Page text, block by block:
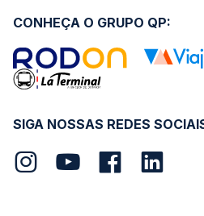
SIGA NOSSAS REDES
CONHEÇA O GRUPO QP: